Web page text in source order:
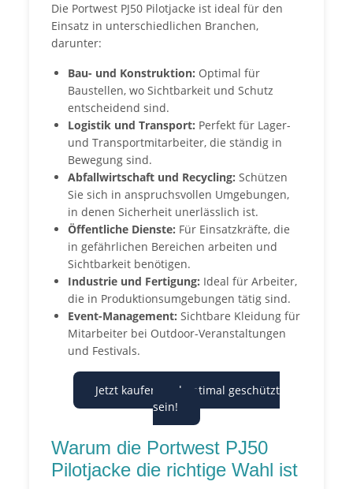
Die Portwest PJ50 Pilotjacke ist ideal für den
Einsatz in unterschiedlichen Branchen,
darunter:
Bau- und Konstruktion: Optimal für
Baustellen, wo Sichtbarkeit und Schutz
entscheidend sind.
Logistik und Transport: Perfekt für Lager-
und Transportmitarbeiter, die ständig in
Bewegung sind.
Abfallwirtschaft und Recycling: Schützen
Sie sich in anspruchsvollen Umgebungen,
in denen Sicherheit unerlässlich ist.
Öffentliche Dienste: Für Einsatzkräfte, die
in gefährlichen Bereichen arbeiten und
Sichtbarkeit benötigen.
Industrie und Fertigung: Ideal für Arbeiter,
die in Produktionsumgebungen tätig sind.
Event-Management: Sichtbare Kleidung für
Mitarbeiter bei Outdoor-Veranstaltungen
und Festivals.
Jetzt kaufen und optimal geschützt
sein!
Warum die Portwest PJ50
Pilotjacke die richtige Wahl ist